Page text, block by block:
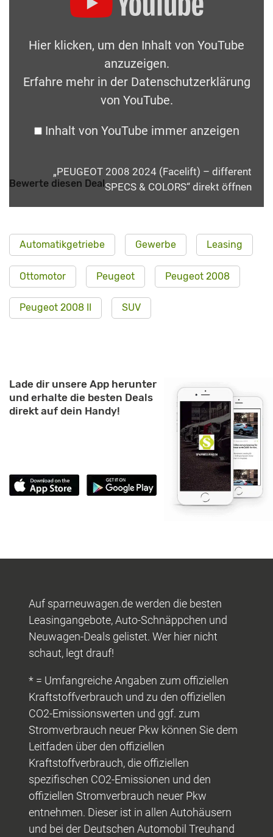
Hier klicken, um den Inhalt von YouTube
anzuzeigen.
Erfahre mehr in der Datenschutzerklärung
von YouTube.
Inhalt von YouTube immer anzeigen
„PEUGEOT 2008 2024 (Facelift) – different
SPECS & COLORS“ direkt öffnen
Bewerte diesen Deal
Automatikgetriebe Gewerbe Leasing
Ottomotor Peugeot Peugeot 2008
Peugeot 2008 II SUV
Lade dir unsere App herunter
und erhalte die besten Deals
direkt auf dein Handy!
Auf sparneuwagen.de werden die besten
Leasingangebote, Auto-Schnäppchen und
Neuwagen-Deals gelistet. Wer hier nicht
schaut, legt drauf!
* = Umfangreiche Angaben zum offiziellen
Kraftstoffverbrauch und zu den offiziellen
CO2-Emissionswerten und ggf. zum
Stromverbrauch neuer Pkw können Sie dem
Leitfaden über den offiziellen
Kraftstoffverbrauch, die offiziellen
spezifischen CO2-Emissionen und den
offiziellen Stromverbrauch neuer Pkw
entnehmen. Dieser ist in allen Autohäusern
und bei der Deutschen Automobil Treuhand